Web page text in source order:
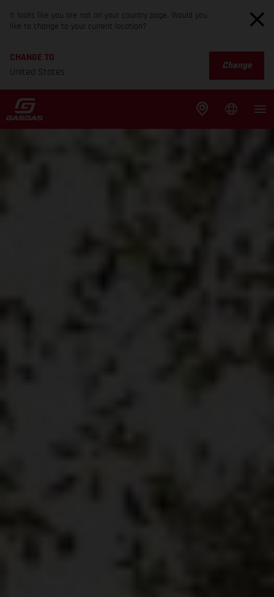
It looks like you are not on your country page. Would you
like to change to your current location?
CHANGE TO
United States
Change